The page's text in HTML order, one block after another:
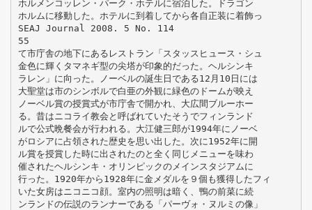
ホルメンコッレン・パーク・ホテルに宿泊した。ドラゴン
ホルムに移動した。ホテルに到着してから各自正装に着飾っ
SEAJ Journal 2008. 5 No. 114
55
て市庁舎の地下にあるレストラン「スタッスヒュース・シュ
金色に輝くタマネギ型の尖塔が印象的だった。ヘルシンキ
ラレン」に向った。ノーベルの誕生日である12月10日には
大聖堂は市のシンボルで白亜の外観に緑色のドームが映え
ノーベル賞の授賞式が市庁舎で開かれ、大広間ブルーホー
る。昔はニコライ教会と呼ばれていたそうでフィンランド
ルで公式晩餐会が行われる。大江健三郎が1994年にノーベ
がロシアに占領された歴史を思い出した。次に1952年に開
ル賞を授賞した時に出されたのと全く同じメニューを味わ
催されたヘルシンキ・オリンピックのメインスタジアムに
行った。1920年から1928年に金メダルを９個も獲得したフィ
いた女房はニコニコ顔。室内の照明は暗く、鴨の前菜に続
ンランドの伝説のランナーである「パーヴォ・ヌルミの像」